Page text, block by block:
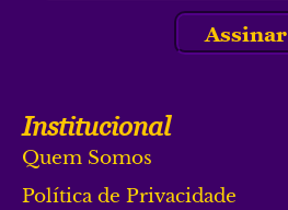
Assinar
Institucional
Quem Somos
Política de Privacidade